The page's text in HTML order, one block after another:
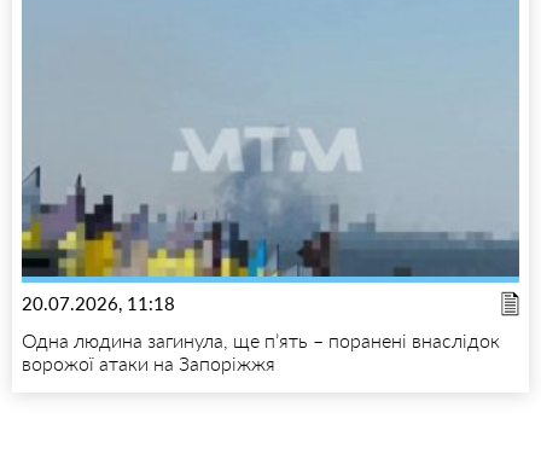
20.07.2026, 11:18
Одна людина загинула, ще п’ять – поранені внаслідок
ворожої атаки на Запоріжжя